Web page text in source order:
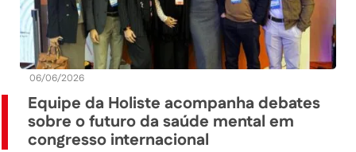
06/06/2026
Equipe da Holiste acompanha debates
sobre o futuro da saúde mental em
congresso internacional